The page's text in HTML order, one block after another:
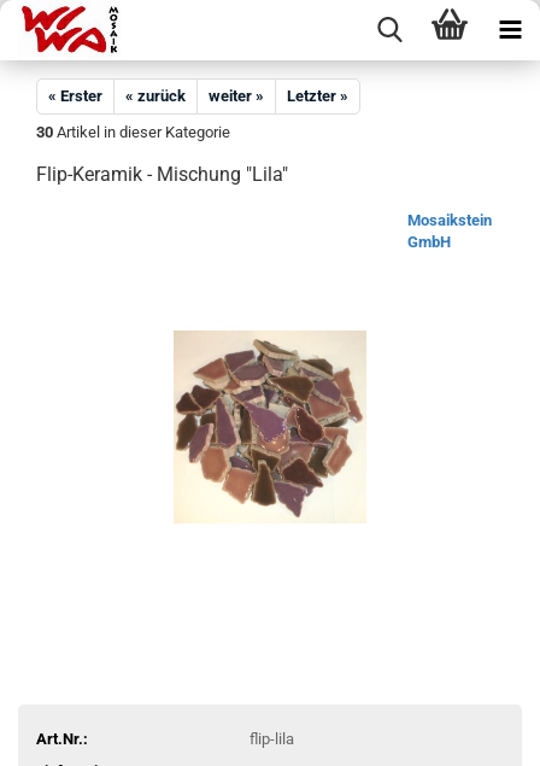
« Erster « zurück weiter »
Letzter »
30 Artikel in dieser Kategorie
Flip-Keramik - Mischung "Lila"
Mosaikstein
GmbH
Art.Nr.:
flip-lila